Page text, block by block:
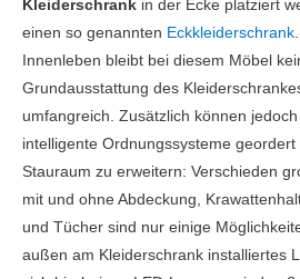
Kleiderschrank in der Ecke platziert
einen so genannten Eckkleiderschrank
Innenleben bleibt bei diesem Möbel
Grundausstattung des
umfangreich. Zusätzlich können
intelligente Ordnungssysteme
Stauraum zu erweitern: Verschieden
mit und ohne Abdeckung,
und Tücher sind nur einige
außen am Kleiderschrank installiertes